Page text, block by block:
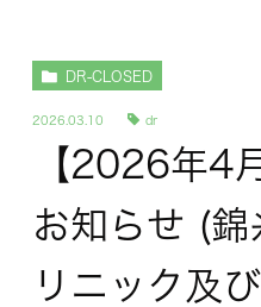
DR-CLOSED
2026.03.10 dr
【2026年4
お知らせ (錦
リニック及